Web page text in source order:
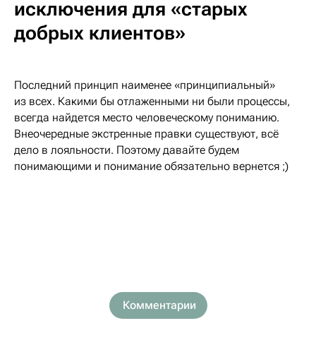
исключения для «старых
добрых клиентов»
Последний принцип наименее «принципиальный»
из всех. Какими бы отлаженными ни были процессы,
всегда найдется место человеческому пониманию.
Внеочередные экстренные правки существуют, всё
дело в лояльности. Поэтому давайте будем
понимающими и понимание обязательно вернется ;)
Комментарии